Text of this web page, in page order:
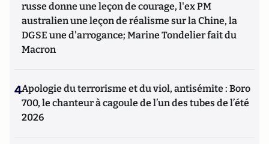
russe donne une leçon de courage, l'ex PM
australien une leçon de réalisme sur la Chine, la
DGSE une d'arrogance; Marine Tondelier fait du
Macron
4Apologie du terrorisme et du viol, antisémite : Boro
700, le chanteur à cagoule de l’un des tubes de l’été
2026